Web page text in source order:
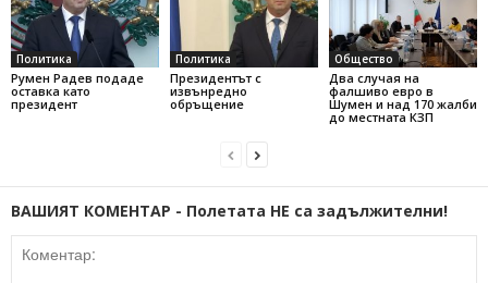
Политика
Румен Радев подаде
оставка като
президент
Политика
Президентът с
извънредно
обръщение
Общество
Два случая на
фалшиво евро в
Шумен и над 170 жалби
до местната КЗП
ВАШИЯТ КОМЕНТАР - Полетата НЕ са задължителни!